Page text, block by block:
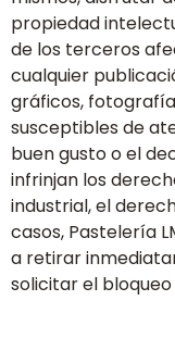
propiedad
de los terceros
cualquier
gráficos,
susceptibles de
buen gusto o el
infrinjan los
industrial, el
casos, Pastelería
a retirar
solicitar el